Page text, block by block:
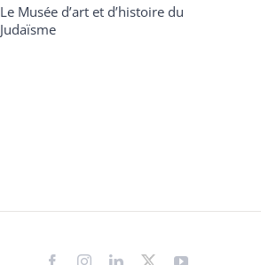
Le Musée d’art et d’histoire du
Judaïsme
FacebookInstagramLinkedIn
X YouTube